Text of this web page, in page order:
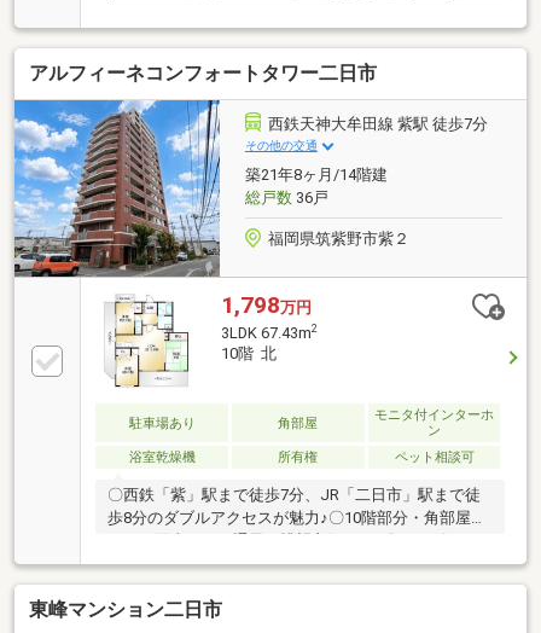
駅徒歩約7分、西鉄バス「パープルプラザ前」徒歩約1
分！通勤・通学時間の短縮に直結し、生活全体のQOL
が向上します。〇専用庭があるためマンションであり
ながら戸建て感覚を実現♪〇二日市小徒歩10分、二日
市中徒歩約3分とお子様の通学も安心です。〇徒歩圏
内に「パープルプラザ」「マックスバリュー」「ドラ
ッグストアモリ」などがあり周辺環境充実してます。
◎土日祝のご来店・ご案内可能です！◎ご希望のお日
にちをお気軽にご相談ください♪
アルフィーネコンフォートタワー二日市
西鉄天神大牟田線 紫駅 徒歩7分
その他の交通
築21年8ヶ月/14階建
総戸数36戸
福岡県筑紫野市紫２
1,798万円
3LDK 67.43m2
10階 北
駐車場あり 角部屋
モニタ付インターホ
ン
浴室乾燥機
所有権 ペット相談可
〇西鉄「紫」駅まで徒歩7分、JR「二日市」駅まで徒
歩8分のダブルアクセスが魅力♪〇10階部分・角部屋に
で徒歩2分、マルキョウまで徒歩8分と、毎日の生活に
便利な住環境♪〇小学校まで徒歩4分で子育て世帯にも
おすすめです♪
東峰マンション二日市